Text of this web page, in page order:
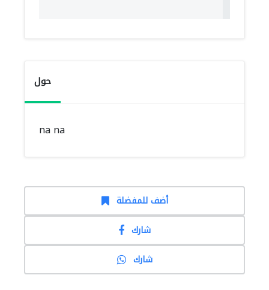
حول
na na
أضف للمفضلة
شارك
شارك